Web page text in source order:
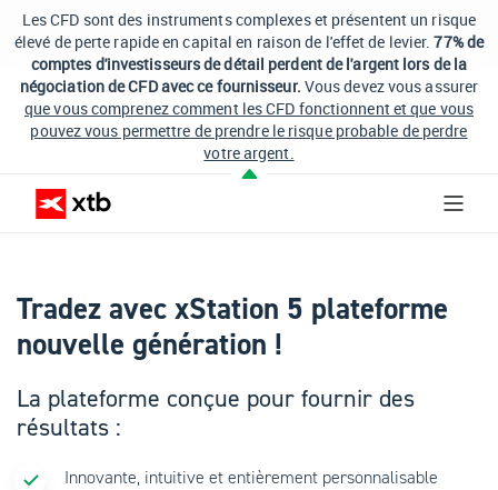
Les CFD sont des instruments complexes et présentent un risque
élevé de perte rapide en capital en raison de l'effet de levier.77% de
comptes d'investisseurs de détail perdent de l'argent lors de la
négociation de CFD avec ce fournisseur. Vous devez vous assurer
que vous comprenez comment les CFD fonctionnent et que vous
pouvez vous permettre de prendre le risque probable de perdre
votre argent.
Tradez avec xStation 5 plateforme
nouvelle génération !
La plateforme conçue pour fournir des
résultats :
Innovante, intuitive et entièrement personnalisable